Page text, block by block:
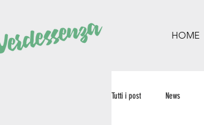
HOME
Tutti i post News